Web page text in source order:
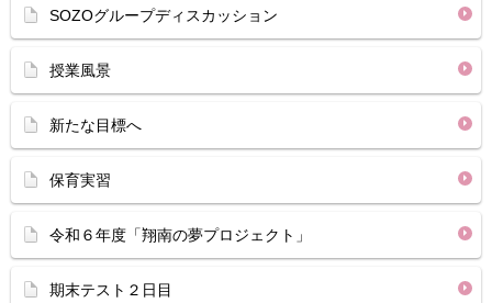
SOZOグループディスカッション
授業風景
新たな目標へ
保育実習
令和６年度「翔南の夢プロジェクト」
期末テスト２日目